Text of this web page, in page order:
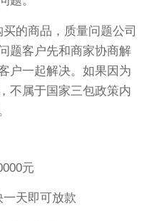
买的商品，质量问题公司
题客户先和商家协商解
户一起解决。如果因为
不属于国家三包政策内
元
天即可放款